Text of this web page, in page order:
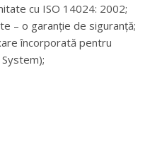
cu ISO 14024: 2002;
– o garanție de siguranță;
încorporată pentru